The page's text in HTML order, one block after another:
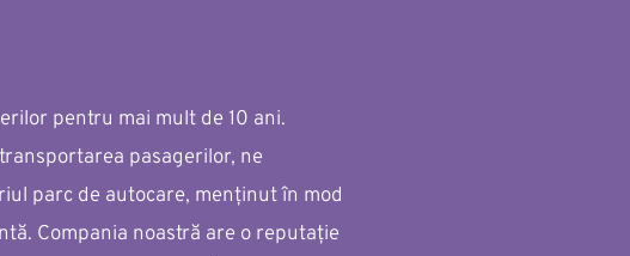
pentru mai mult de 10 ani.
pasagerilor, ne
parc de autocare, menținut în mod
Compania noastră are o reputație